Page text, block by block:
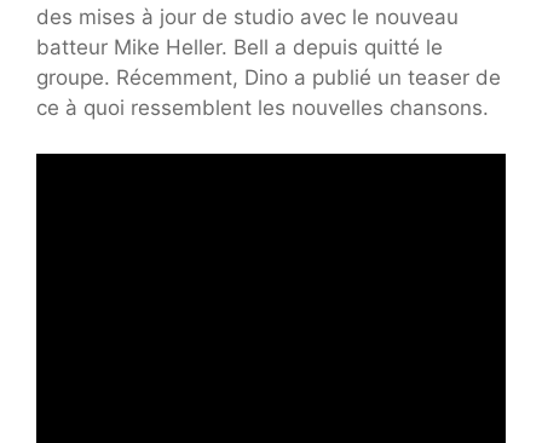
des mises à jour de studio avec le nouveau
batteur Mike Heller. Bell a depuis quitté le
groupe. Récemment, Dino a publié un teaser de
ce à quoi ressemblent les nouvelles chansons.